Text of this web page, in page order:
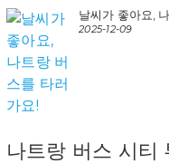
날씨가 좋아요,
2025-12-09
나트랑 버스 시티